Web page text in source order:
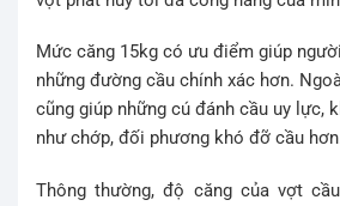
Mức căng 15kg có ưu điểm giúp
những đường cầu chính xác hơn.
cũng giúp những cú đánh cầu uy lực,
như chớp, đối phương khó đỡ cầu
Thông thường, độ căng của vợt